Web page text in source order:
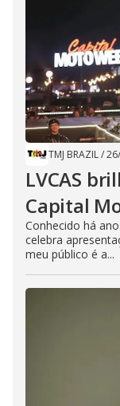
TMJ BRAZIL/
LVCAS
Capital
Conhecido há
celebra
meu público é a...